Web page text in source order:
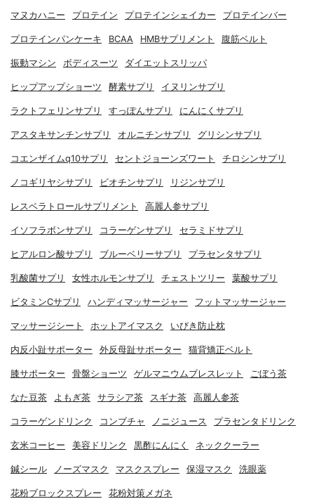
マヌカハニー プロテイン プロテインシェイカー プロテインバー
プロテインパンケーキ BCAA HMBサプリメント 腹筋ベルト
振動マシン ボディスーツ ダイエットスリッパ
ヒップアップショーツ 酵素サプリ イヌリンサプリ
ラクトフェリンサプリ すっぽんサプリ にんにくサプリ
アスタキサンチンサプリ オルニチンサプリ グリシンサプリ
コエンザイムq10サプリ セントジョーンズワート チロシンサプリ
ノコギリヤシサプリ ビオチンサプリ リジンサプリ
レスベラトロールサプリメント 高麗人参サプリ
イソフラボンサプリ コラーゲンサプリ セラミドサプリ
ヒアルロン酸サプリ ブルーベリーサプリ プラセンタサプリ
乳酸菌サプリ 女性ホルモンサプリ チェストツリー 葉酸サプリ
ビタミンCサプリ ハンディマッサージャー フットマッサージャー
マッサージシート ホットアイマスク いびき防止枕
内反小趾サポーター 外反母趾サポーター 猫背矯正ベルト
膝サポーター 骨盤ショーツ ゲルマニウムブレスレット ごぼう茶
なた豆茶 よもぎ茶 サラシア茶 スギナ茶 高麗人参茶
コラーゲンドリンク コンブチャ ノニジュース プラセンタドリンク
玄米コーヒー 美容ドリンク 黒酢にんにく ネッククーラー
鍼シール ノーズマスク マスクスプレー 保湿マスク 洗眼薬
花粉ブロックスプレー 花粉対策メガネ